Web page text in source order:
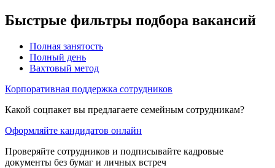
Быстрые фильтры подбора вакансий
Полная занятость
Полный день
Вахтовый метод
Корпоративная поддержка сотрудников
Какой соцпакет вы предлагаете семейным сотрудникам?
Оформляйте кандидатов онлайн
Проверяйте сотрудников и подписывайте кадровые
документы без бумаг и личных встреч